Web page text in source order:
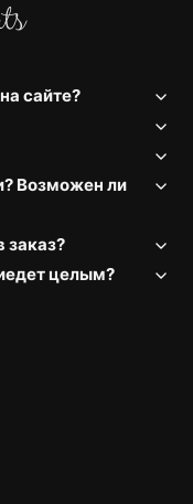
сайте?
Возможен ли
заказ?
целым?